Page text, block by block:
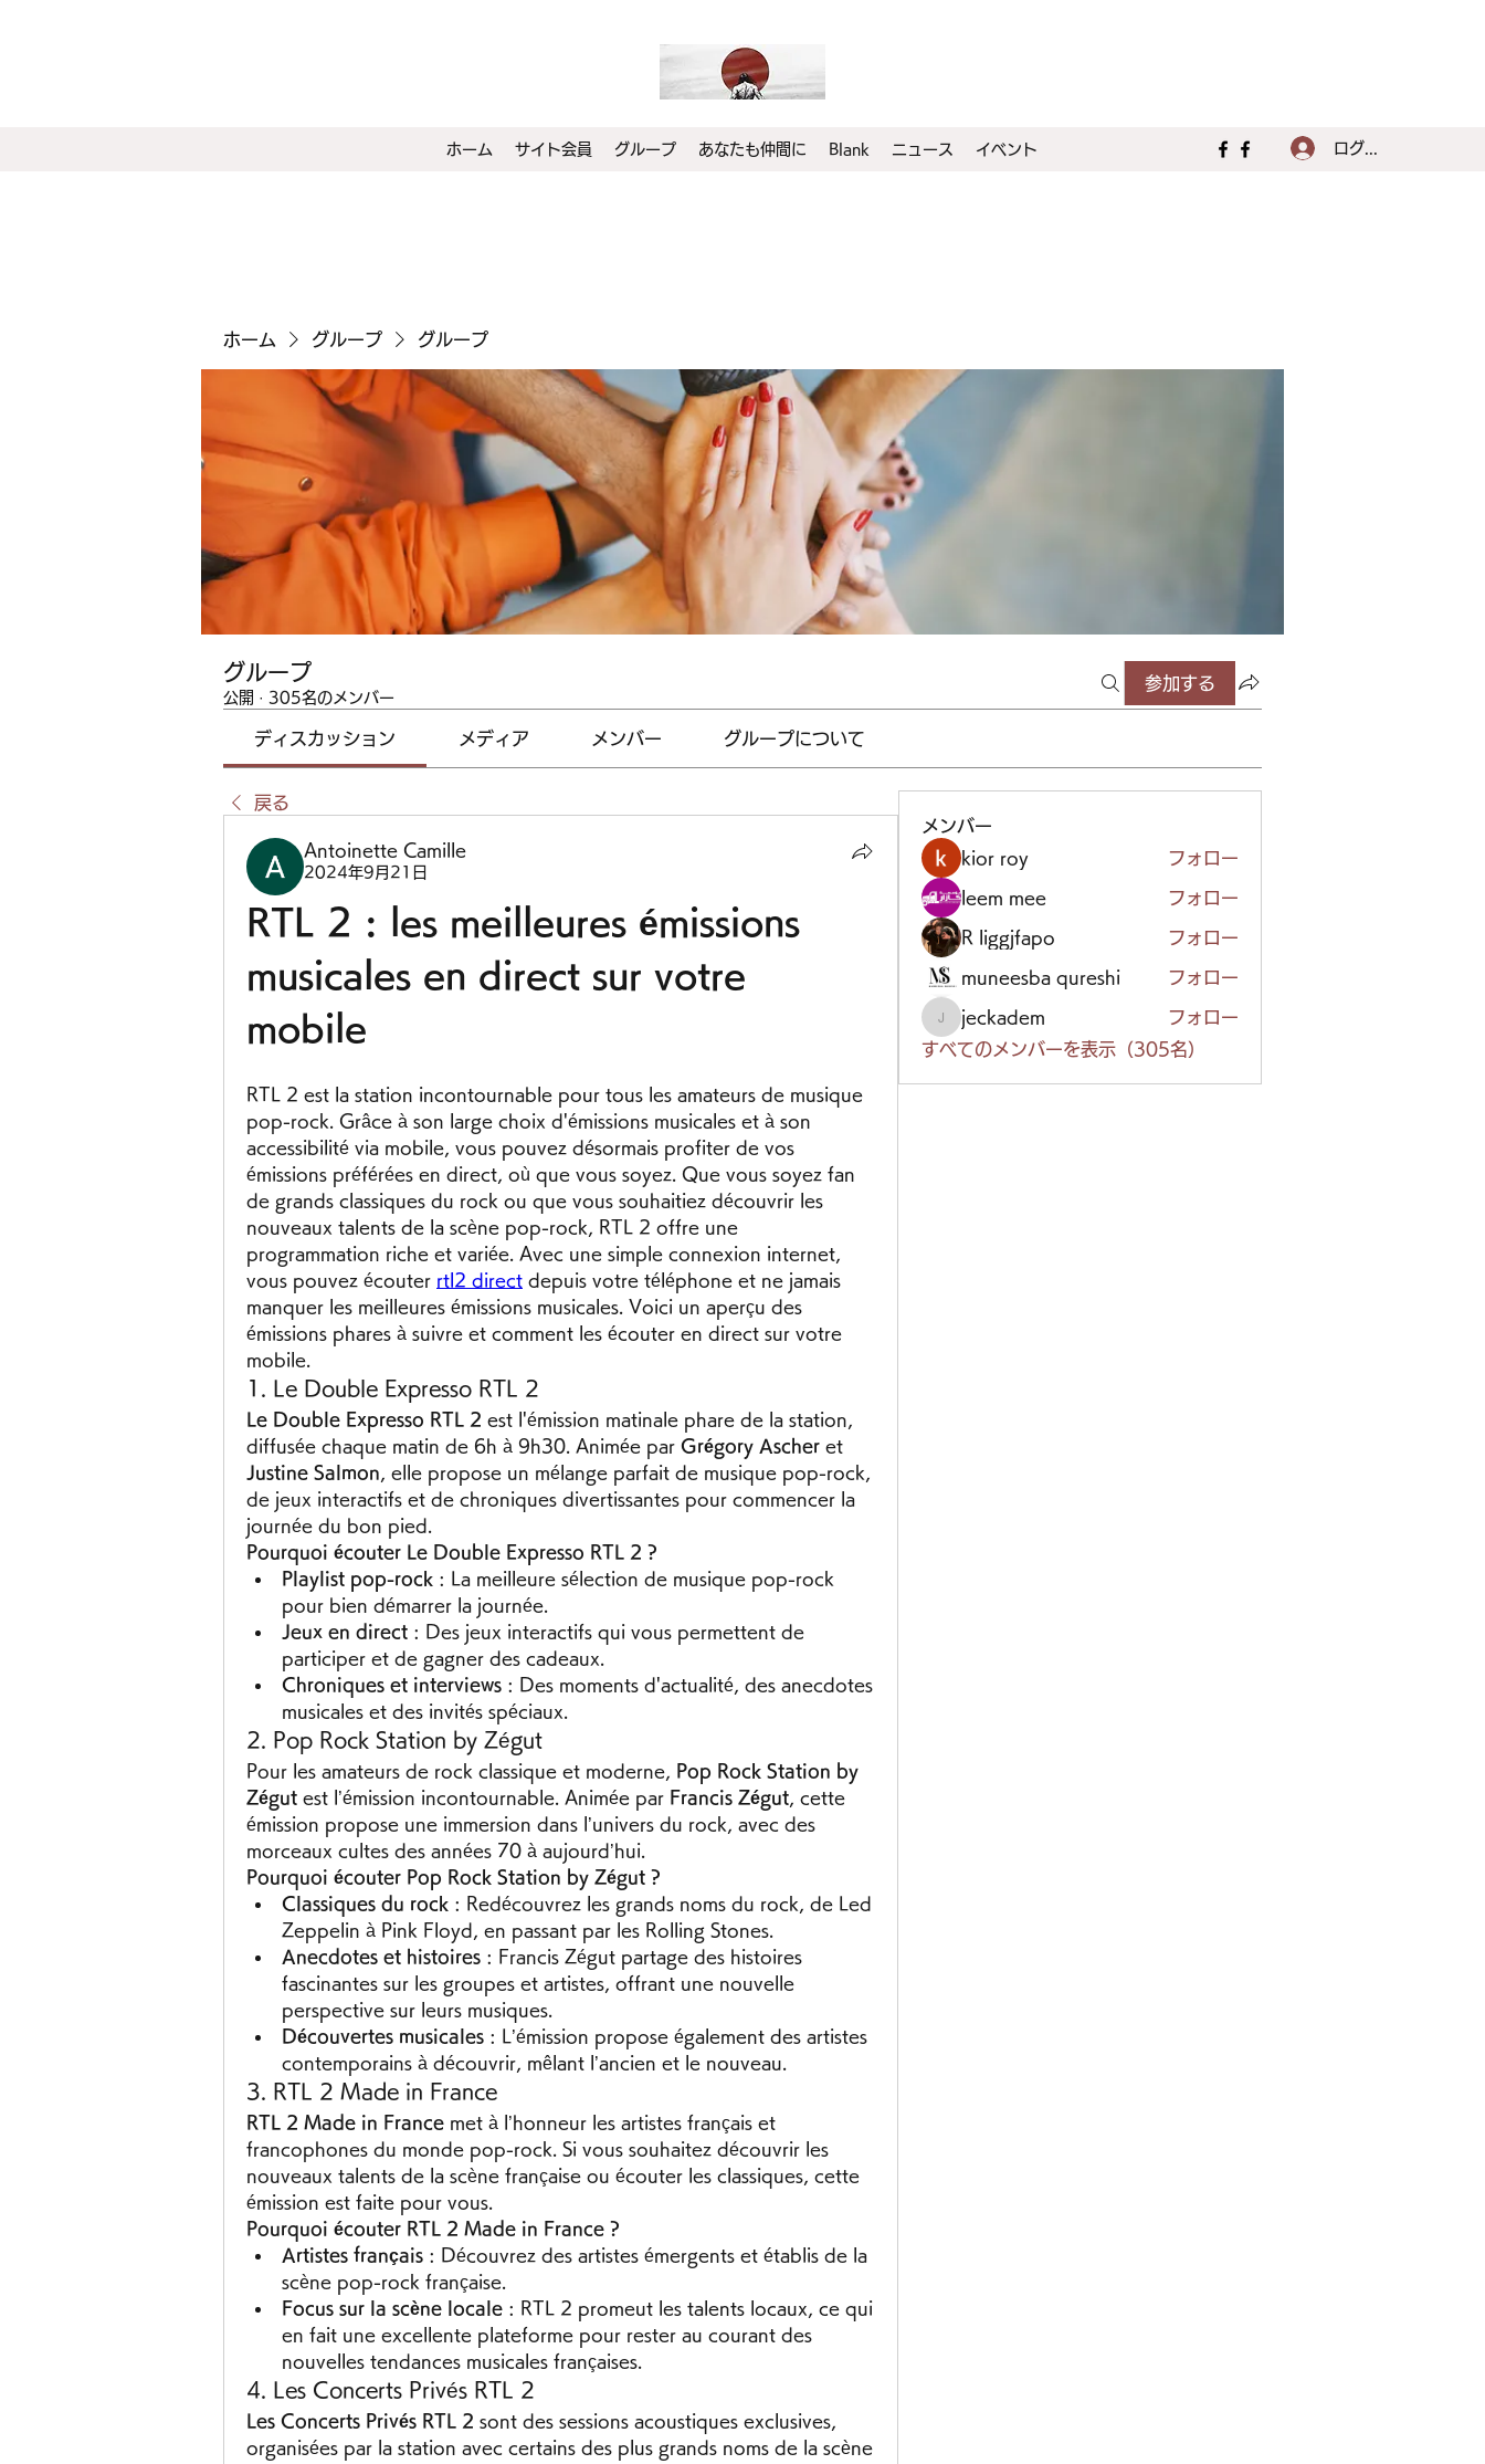
ホーム サイト会員 グループ あなたも仲間に Blank ニュース イベント ログイン
ホーム グループ グループ
グループ
公開 · 305名のメンバー
参加する
ディスカッション メディア メンバー グループについて
戻る
Antoinette Camille
2024年9月21日
RTL 2 : les meilleures émissions
musicales en direct sur votre
mobile
RTL 2 est la station incontournable pour tous les amateurs de musique
pop-rock. Grâce à son large choix d'émissions musicales et à son
accessibilité via mobile, vous pouvez désormais profiter de vos
émissions préférées en direct, où que vous soyez. Que vous soyez fan
de grands classiques du rock ou que vous souhaitiez découvrir les
nouveaux talents de la scène pop-rock, RTL 2 offre une
programmation riche et variée. Avec une simple connexion internet,
vous pouvez écouter rtl2 direct depuis votre téléphone et ne jamais
manquer les meilleures émissions musicales. Voici un aperçu des
émissions phares à suivre et comment les écouter en direct sur votre
mobile.
1. Le Double Expresso RTL 2
Le Double Expresso RTL 2 est l'émission matinale phare de la station,
diffusée chaque matin de 6h à 9h30. Animée par Grégory Ascher
Justine Salmon , elle propose un mélange parfait de musique pop-rock,
de jeux interactifs et de chroniques divertissantes pour commencer la
journée du bon pied.
Pourquoi écouter Le Double Expresso RTL 2 ?
Playlist pop-rock : La meilleure sélection de musique pop-rock
pour bien démarrer la journée.
Jeux en direct : Des jeux interactifs qui vous permettent de
participer et de gagner des cadeaux.
Chroniques et interviews : Des moments d'actualité, des anecdotes
musicales et des invités spéciaux.
2. Pop Rock Station by Zégut
Pour les amateurs de rock classique et moderne,
Pop Rock Station by
Zégut est l’émission incontournable. Animée par Francis Zégut , cette
émission propose une immersion dans l’univers du rock, avec des
morceaux cultes des années 70 à aujourd’hui.
Pourquoi écouter Pop Rock Station by Zégut ?
Classiques du rock : Redécouvrez les grands noms du rock, de Led
Zeppelin à Pink Floyd, en passant par les Rolling Stones.
Anecdotes et histoires : Francis Zégut partage des histoires
fascinantes sur les groupes et artistes, offrant une nouvelle
perspective sur leurs musiques.
Découvertes musicales : L’émission propose également des artistes
contemporains à découvrir, mêlant l’ancien et le nouveau.
3. RTL 2 Made in France
RTL 2 Made in France met à l’honneur les artistes français et
francophones du monde pop-rock. Si vous souhaitez découvrir les
nouveaux talents de la scène française ou écouter les classiques, cette
émission est faite pour vous.
Pourquoi écouter RTL 2 Made in France ?
Artistes français : Découvrez des artistes émergents et établis de la
scène pop-rock française.
Focus sur la scène locale : RTL 2 promeut les talents locaux, ce qui
en fait une excellente plateforme pour rester au courant des
nouvelles tendances musicales françaises.
4. Les Concerts Privés RTL 2
Les Concerts Privés RTL 2 sont des sessions acoustiques exclusives,
organisées par la station avec certains des plus grands noms de la scène
メンバー
kior roy
フォロー
leem mee フォロー
R liggjfapo フォロー
muneesba qureshi フォロー
jeckadem
jeckadem
フォロー
すべてのメンバーを表示（305名）